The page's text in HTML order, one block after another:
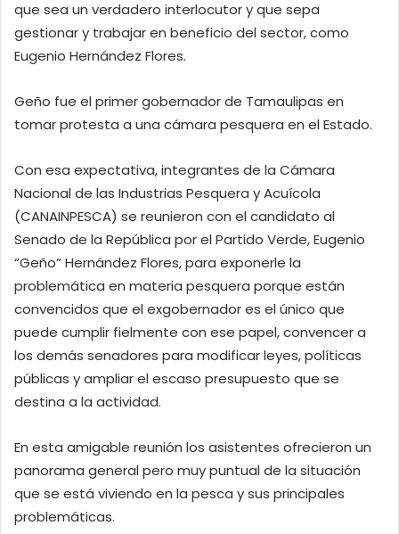
que sea un verdadero interlocutor y que sepa
gestionar y trabajar en beneficio del sector, como
Eugenio Hernández Flores.
Geño fue el primer gobernador de Tamaulipas en
tomar protesta a una cámara pesquera en el Estado.
Con esa expectativa, integrantes de la Cámara
Nacional de las Industrias Pesquera y Acuícola
(CANAINPESCA) se reunieron con el candidato al
Senado de la República por el Partido Verde, Eugenio
“Geño” Hernández Flores, para exponerle la
problemática en materia pesquera porque están
convencidos que el exgobernador es el único que
puede cumplir fielmente con ese papel, convencer a
los demás senadores para modificar leyes, políticas
públicas y ampliar el escaso presupuesto que se
destina a la actividad.
En esta amigable reunión los asistentes ofrecieron un
panorama general pero muy puntual de la situación
que se está viviendo en la pesca y sus principales
problemáticas.